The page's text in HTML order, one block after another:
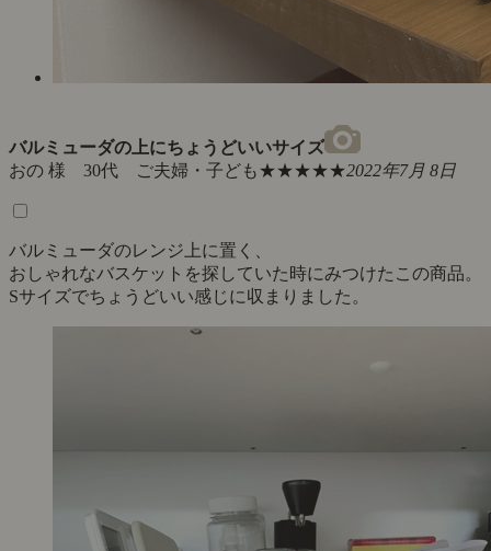
バルミューダの上にちょうどいいサイズ
おの 様 30代 ご夫婦・子ども★★★★★2022年7月 8日
バルミューダのレンジ上に置く、
おしゃれなバスケットを探していた時にみつけたこの商品。
Sサイズでちょうどいい感じに収まりました。